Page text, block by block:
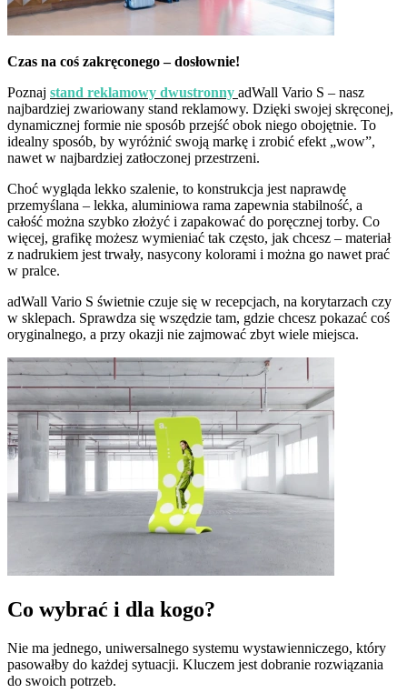
Czas na coś zakręconego – dosłownie!
Poznaj stand reklamowy dwustronny adWall Vario S – nasz
najbardziej zwariowany stand reklamowy. Dzięki swojej skręconej,
dynamicznej formie nie sposób przejść obok niego obojętnie. To
idealny sposób, by wyróżnić swoją markę i zrobić efekt „wow”,
nawet w najbardziej zatłoczonej przestrzeni.
Choć wygląda lekko szalenie, to konstrukcja jest naprawdę
przemyślana – lekka, aluminiowa rama zapewnia stabilność, a
całość można szybko złożyć i zapakować do poręcznej torby. Co
więcej, grafikę możesz wymieniać tak często, jak chcesz – materiał
z nadrukiem jest trwały, nasycony kolorami i można go nawet prać
w pralce.
adWall Vario S świetnie czuje się w recepcjach, na korytarzach czy
w sklepach. Sprawdza się wszędzie tam, gdzie chcesz pokazać coś
oryginalnego, a przy okazji nie zajmować zbyt wiele miejsca.
Co wybrać i dla kogo?
Nie ma jednego, uniwersalnego systemu wystawienniczego, który
pasowałby do każdej sytuacji. Kluczem jest dobranie rozwiązania
do swoich potrzeb.